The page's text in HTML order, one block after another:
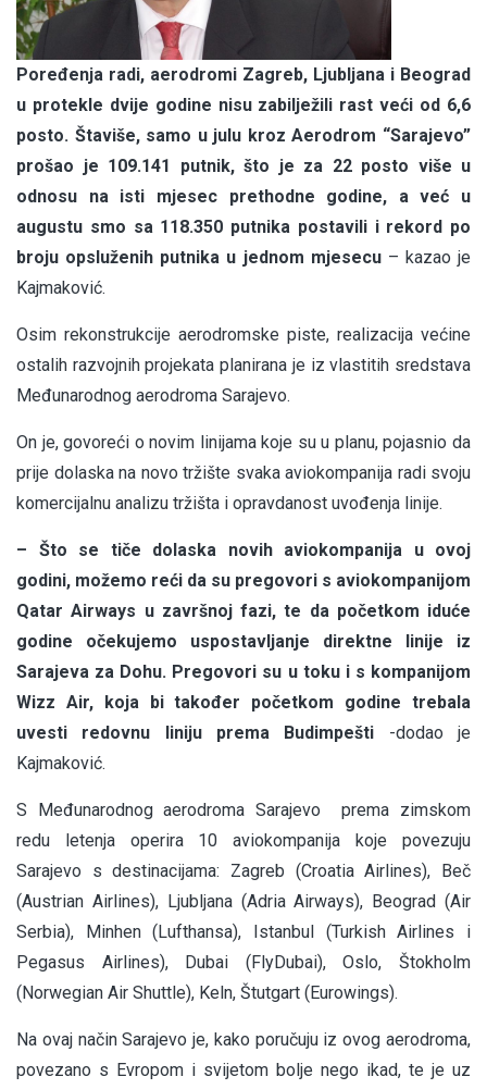
Poređenja radi, aerodromi Zagreb, Ljubljana i Beograd
u protekle dvije godine nisu zabilježili rast veći od 6,6
posto. Štaviše, samo u julu kroz Aerodrom “Sarajevo”
prošao je 109.141 putnik, što je za 22 posto više u
odnosu na isti mjesec prethodne godine, a već u
augustu smo sa 118.350 putnika postavili i rekord po
broju opsluženih putnika u jednom mjesecu– kazao je
Kajmaković.
Osim rekonstrukcije aerodromske piste, realizacija većine
ostalih razvojnih projekata planirana je iz vlastitih sredstava
Međunarodnog aerodroma Sarajevo.
On je, govoreći o novim linijama koje su u planu, pojasnio da
prije dolaska na novo tržište svaka aviokompanija radi svoju
komercijalnu analizu tržišta i opravdanost uvođenja linije.
– Što se tiče dolaska novih aviokompanija u ovoj
godini, možemo reći da su pregovori s aviokompanijom
Qatar Airways u završnoj fazi, te da početkom iduće
godine očekujemo uspostavljanje direktne linije iz
Sarajeva za Dohu. Pregovori su u toku i s kompanijom
Wizz Air, koja bi također početkom godine trebala
uvesti redovnu liniju prema Budimpešti -dodao je
Kajmaković.
S Međunarodnog aerodroma Sarajevo prema zimskom
redu letenja operira 10 aviokompanija koje povezuju
Sarajevo s destinacijama: Zagreb (Croatia Airlines), Beč
(Austrian Airlines), Ljubljana (Adria Airways), Beograd (Air
Serbia), Minhen (Lufthansa), Istanbul (Turkish Airlines i
Pegasus Airlines), Dubai (FlyDubai), Oslo, Štokholm
(Norwegian Air Shuttle), Keln, Štutgart (Eurowings).
Na ovaj način Sarajevo je, kako poručuju iz ovog aerodroma,
povezano s Evropom i svijetom bolje nego ikad, te je uz